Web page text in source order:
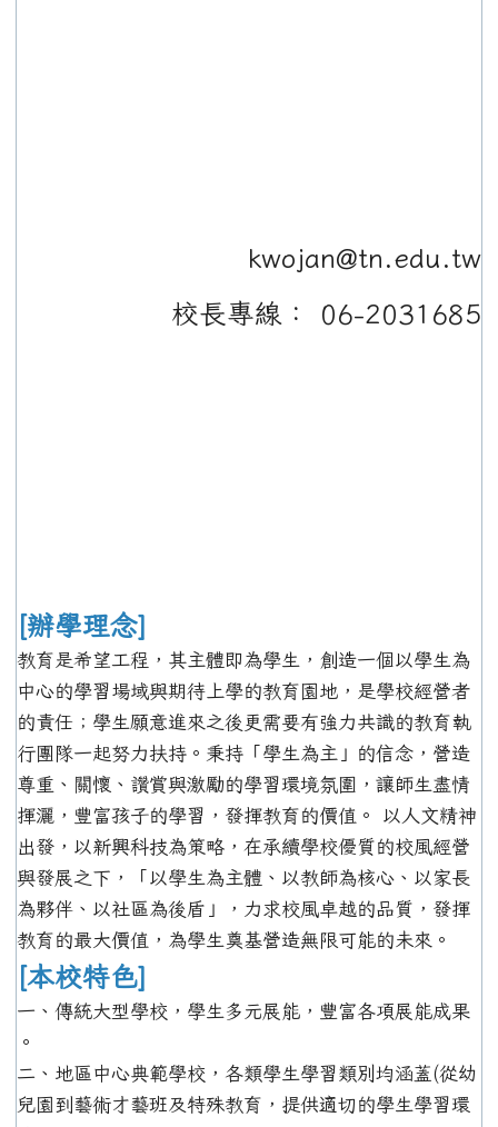
kwojan@tn.edu.tw
校長專線： 06-2031685
[辦學理念]
教育是希望工程，其主體即為學生，創造一個以學生為
中心的學習場域與期待上學的教育園地，是學校經營者
的責任；學生願意進來之後更需要有強力共識的教育執
行團隊一起努力扶持。秉持「學生為主」的信念，營造
尊重、關懷、讚賞與激勵的學習環境氛圍，讓師生盡情
揮灑，豐富孩子的學習，發揮教育的價值。 以人文精神
出發，以新興科技為策略，在承續學校優質的校風經營
與發展之下，「以學生為主體、以教師為核心、以家長
為夥伴、以社區為後盾」，力求校風卓越的品質，發揮
教育的最大價值，為學生奠基營造無限可能的未來。
[本校特色]
一、傳統大型學校，學生多元展能，豐富各項展能成果
。
二、地區中心典範學校，各類學生學習類別均涵蓋(從幼
兒園到藝術才藝班及特殊教育，提供適切的學生學習環